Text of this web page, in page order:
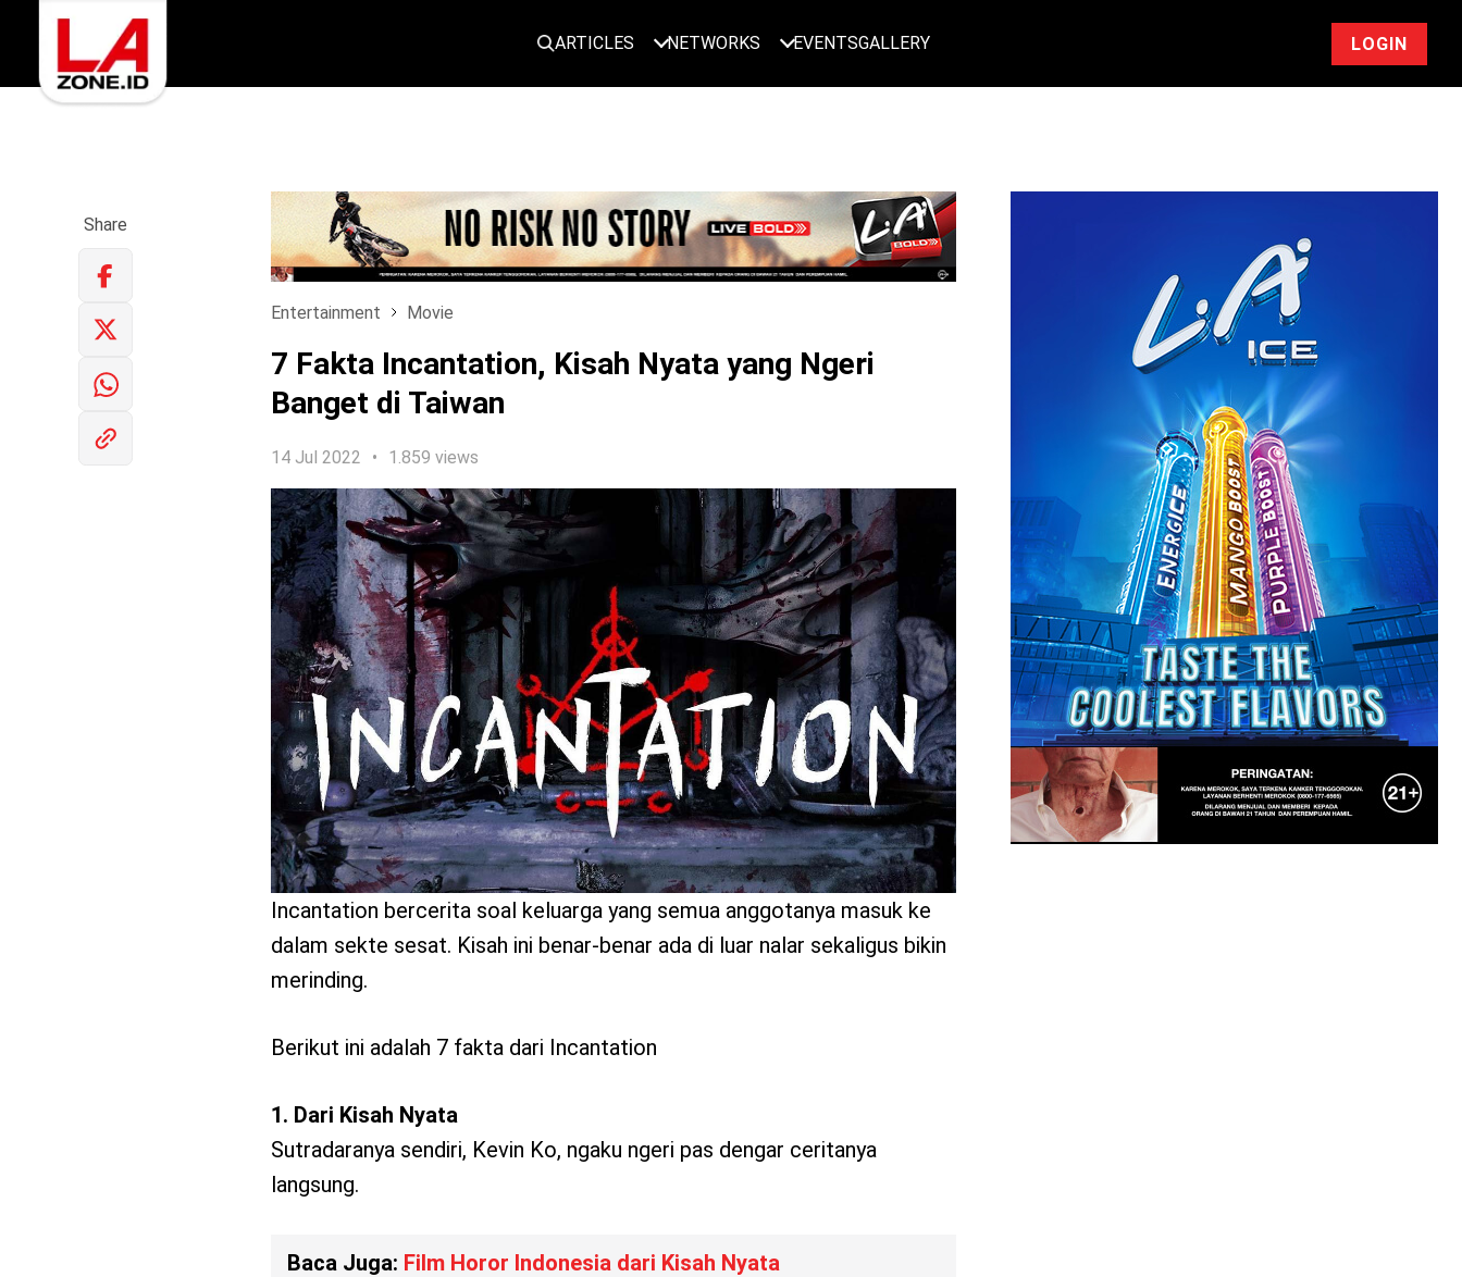
ARTICLES NETWORKS EVENTSGALLERY LOGIN
benefit
menarik
LOGIN
Share
Entertainment Movie
7 Fakta Incantation, Kisah Nyata yang Ngeri
Banget di Taiwan
14 Jul 2022 1.859 views
Incantation bercerita soal keluarga yang semua anggotanya masuk ke
dalam sekte sesat. Kisah ini benar-benar ada di luar nalar sekaligus bikin
merinding.
Berikut ini adalah 7 fakta dari Incantation
1. Dari Kisah Nyata
Sutradaranya sendiri, Kevin Ko, ngaku ngeri pas dengar ceritanya
langsung.
Baca Juga: Film Horor Indonesia dari Kisah Nyata